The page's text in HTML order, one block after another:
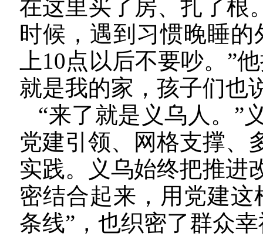
在这里买了房、扎了根
时候，遇到习惯晚睡
上10点以后不要吵。”
就是我的家，孩子们也
“来了就是义乌人。”
党建引领、网格支撑、
实践。义乌始终把推进
密结合起来，用党建
条线”，也织密了群众